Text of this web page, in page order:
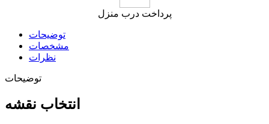
پرداخت درب منزل
توضیحات
مشخصات
نظرات
توضیحات
انتخاب نقشه